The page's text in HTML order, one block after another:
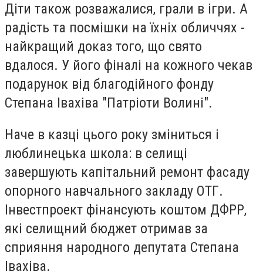
Діти також розважалися, грали в ігри. А
радість та посмішки на їхніх обличчях -
найкращий доказ того, що свято
вдалося. У його фіналі на кожного чекав
подарунок від благодійного фонду
Степана Івахіва "Патріоти Волині".
Наче в казці цього року зміниться і
люблинецька школа: в селищі
завершують капітальний ремонт фасаду
опорного навчального закладу ОТГ.
Інвестпроект фінансують коштом ДФРР,
які селищний бюджет отримав за
сприяння народного депутата Степана
Івахіва.